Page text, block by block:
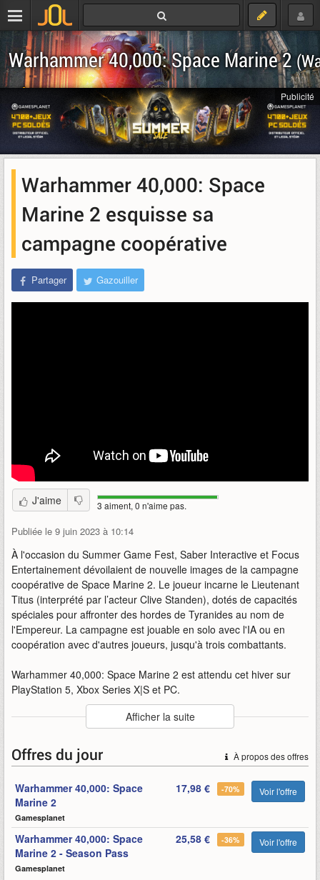
Warhammer 40,000: Space Marine 2
Télécharger Publicité
Warhammer 40,000: Space
Marine 2 esquisse sa
campagne coopérative
Partager Gazouiller
J'aime 3 aiment, 0 n'aime pas.
Publiée le 9 juin 2023 à 10:14
À l'occasion du Summer Game Fest, Saber Interactive et Focus
Entertainement dévoilaient de nouvelle images de la campagne
coopérative de Space Marine 2. Le joueur incarne le Lieutenant
Titus (interprété par l’acteur Clive Standen), dotés de capacités
spéciales pour affronter des hordes de Tyranides au nom de
l'Empereur. La campagne est jouable en solo avec l'IA ou en
coopération avec d'autres joueurs, jusqu'à trois combattants.
Warhammer 40,000: Space Marine 2 est attendu cet hiver sur
PlayStation 5, Xbox Series X|S et PC.
Auteur
Saber Interactive / Focus Entertainement
: Uther
Mots-clefs
warhammer-40000
coopérative
focus-entertainement gameplay
space-marine-2-warhammer-40000
action
Afficher la suite
À propos des offres
Offres du jour
Warhammer 40,000: Space
Marine 2
Gamesplanet
17,98 € -70% Voir l'offre
Warhammer 40,000: Space
Marine 2 - Season Pass
Gamesplanet
25,58 € -36% Voir l'offre